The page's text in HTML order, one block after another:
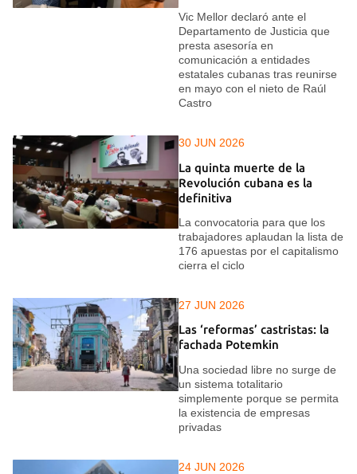
Vic Mellor declaró ante el
Departamento de Justicia que
presta asesoría en
comunicación a entidades
estatales cubanas tras reunirse
en mayo con el nieto de Raúl
Castro
30 JUN 2026
La quinta muerte de la
Revolución cubana es la
definitiva
La convocatoria para que los
trabajadores aplaudan la lista de
176 apuestas por el capitalismo
cierra el ciclo
27 JUN 2026
Las ‘reformas’ castristas: la
fachada Potemkin
Una sociedad libre no surge de
un sistema totalitario
simplemente porque se permita
la existencia de empresas
privadas
24 JUN 2026